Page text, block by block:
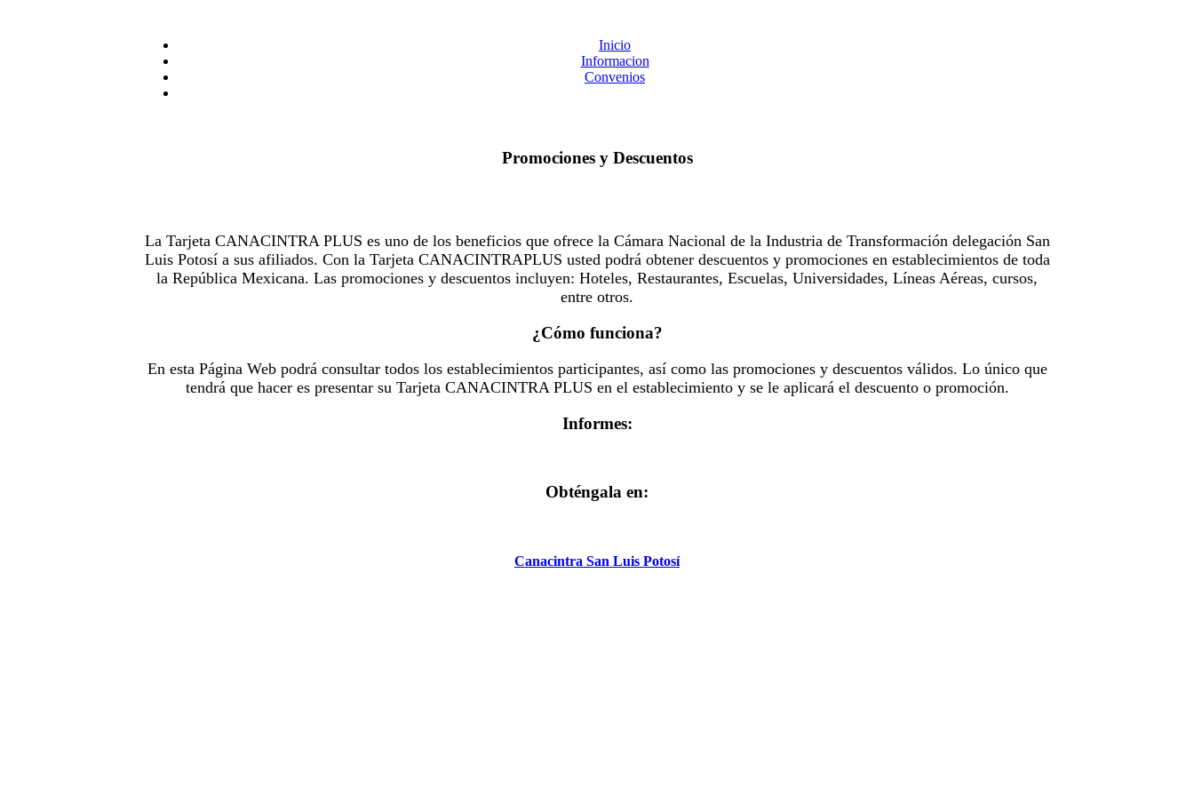
Inicio
Informacion
Convenios
Promociones y Descuentos
La Tarjeta CANACINTRA PLUS es uno de los beneficios que ofrece la Cámara Nacional de la Industria de Transformación delegación San
Luis Potosí a sus afiliados. Con la Tarjeta CANACINTRAPLUS usted podrá obtener descuentos y promociones en establecimientos de toda
la República Mexicana. Las promociones y descuentos incluyen: Hoteles, Restaurantes, Escuelas, Universidades, Líneas Aéreas, cursos,
entre otros.
¿Cómo funciona?
En esta Página Web podrá consultar todos los establecimientos participantes, así como las promociones y descuentos válidos. Lo único que
tendrá que hacer es presentar su Tarjeta CANACINTRA PLUS en el establecimiento y se le aplicará el descuento o promoción.
Informes:
Obténgala en:
Canacintra San Luis Potosí